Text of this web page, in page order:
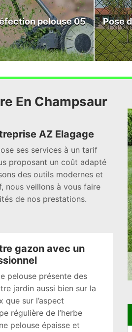
pelouse 05 Pose
En Champsaur
AZ Elagage
ses services à un tarif
proposant un coût adapté
des outils modernes et
nous veillons à vous faire
de nos prestations.
gazon avec un
pelouse présente des
jardin aussi bien sur la
que sur l’aspect
régulière de l’herbe
pelouse épaisse et